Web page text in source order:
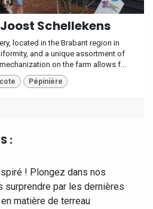
Schellekens
located in the Brabant region in
and a unique assortment of
on the farm allows f...
Pépinière
:
! Plongez dans nos
par les dernières
matière de terreau